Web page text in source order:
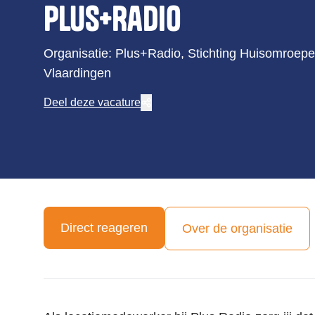
Plus+Radio
Organisatie: Plus+Radio, Stichting
Vlaardingen
Deel deze vacature
Direct reageren Over de organisatie